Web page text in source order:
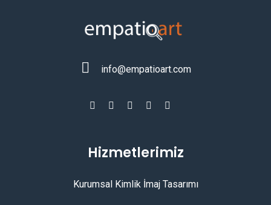
info@empatioart.com
Hizmetlerimiz
Kurumsal Kimlik İmaj Tasarımı